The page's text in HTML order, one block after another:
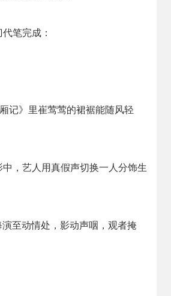
笔完成：
记》里崔莺莺的裙裾能随风轻
，艺人用真假声切换一人分饰生
至动情处，影动声咽，观者掩